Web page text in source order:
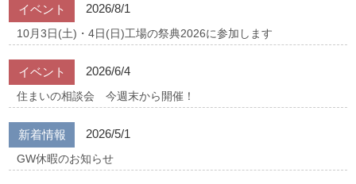
イベント 2026/8/1
10月3日(土)・4日(日)工場の祭典2026に参加します
イベント 2026/6/4
住まいの相談会 今週末から開催！
新着情報 2026/5/1
GW休暇のお知らせ